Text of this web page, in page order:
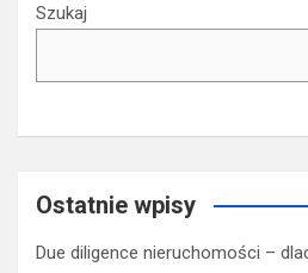
Szukaj
Ostatnie wpisy
Due diligence nieruchomości –